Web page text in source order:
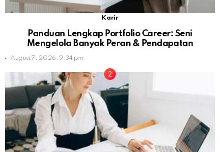
Karir
Panduan Lengkap Portfolio Career: Seni
Mengelola Banyak Peran & Pendapatan
August 7, 2026, 9:34 pm